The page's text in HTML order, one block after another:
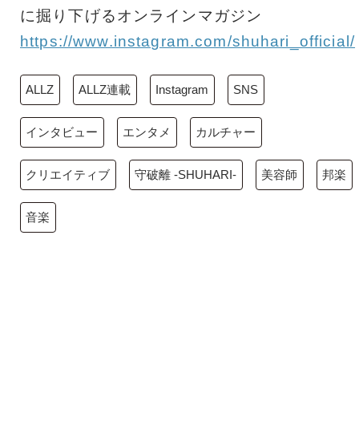
に掘り下げるオンラインマガジン
https://www.instagram.com/shuhari_official/
ALLZ ALLZ連載 Instagram SNS
インタビュー エンタメ カルチャー
クリエイティブ 守破離 -SHUHARI- 美容師 邦楽
音楽